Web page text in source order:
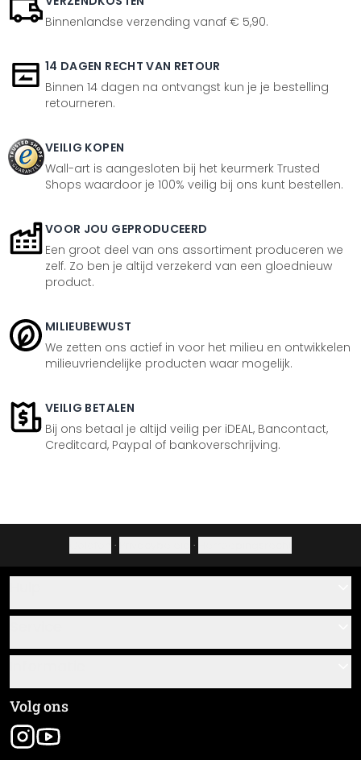
Binnenlandse verzending vanaf € 5,90.
14 DAGEN RECHT VAN RETOUR
Binnen 14 dagen na ontvangst kun je je bestelling
retourneren.
VEILIG KOPEN
Wall-art is aangesloten bij het keurmerk Trusted
Shops waardoor je 100% veilig bij ons kunt bestellen.
VOOR JOU GEPRODUCEERD
Een groot deel van ons assortiment produceren we
zelf. Zo ben je altijd verzekerd van een gloednieuw
product.
MILIEUBEWUST
We zetten ons actief in voor het milieu en ontwikkelen
milieuvriendelijke producten waar mogelijk.
VEILIG BETALEN
Bij ons betaal je altijd veilig per iDEAL, Bancontact,
Creditcard, Paypal of bankoverschrijving.
· ·
Over ons
Plak- en montagehandleidingen
Materiaaloverzicht
Nieuwsbrief aanmelden
Algemene voorwaarden
Colofon
Volg ons